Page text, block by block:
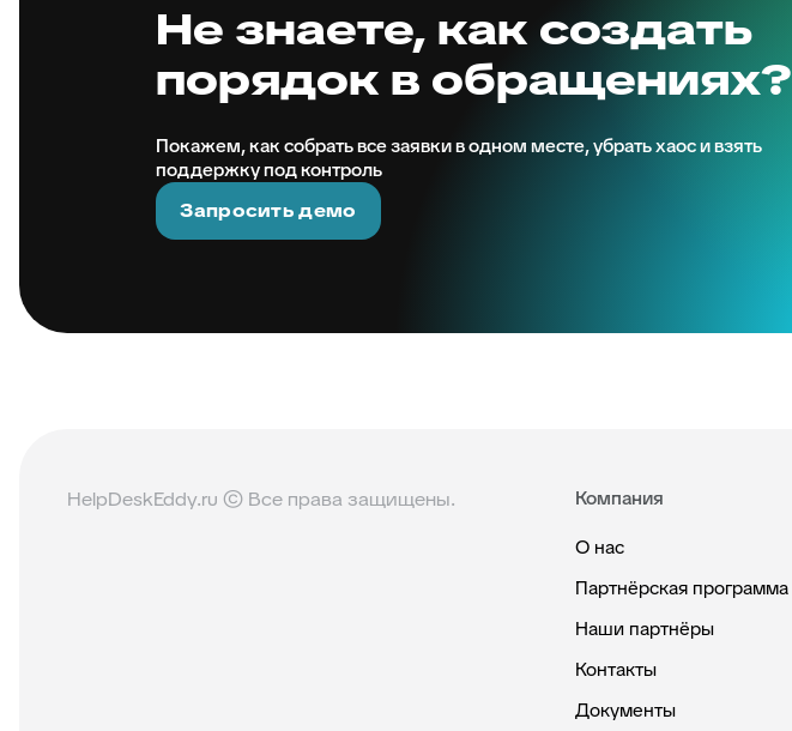
Не знаете, как создать
порядок в обращениях?
Покажем, как собрать все заявки в одном месте, убрать хаос и взять
поддержку под контроль
Запросить демо
HelpDeskEddy.ru © Все права защищены.
Компания
О нас
Партнёрская программа
Наши партнёры
Контакты
Документы